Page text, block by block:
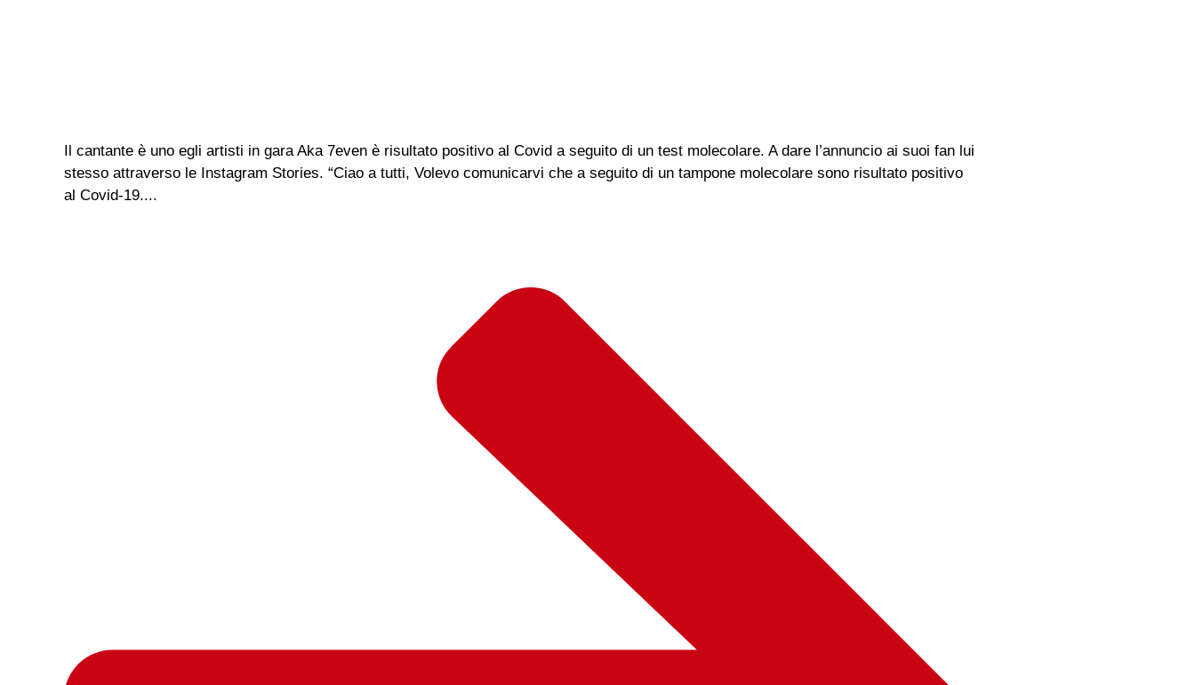
Il cantante è uno egli artisti in gara Aka 7even è risultato positivo al Covid a seguito di un test molecolare. A dare l’annuncio ai suoi fan lui
stesso attraverso le Instagram Stories. “Ciao a tutti, Volevo comunicarvi che a seguito di un tampone molecolare sono risultato positivo
al Covid-19....